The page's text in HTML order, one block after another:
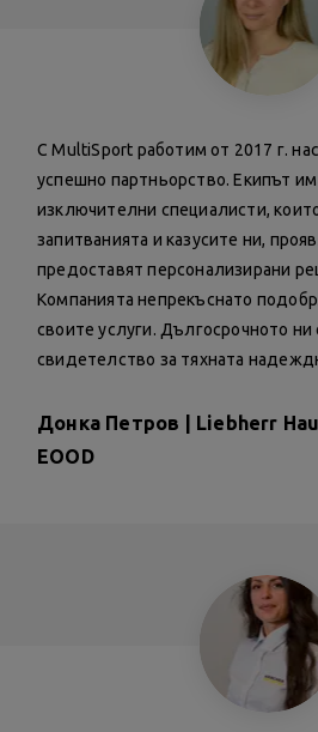
С MultiSport работим от 2017 г.
успешно партньорство. Екипът
изключителни специалисти,
запитванията и казусите ни,
предоставят персонализирани
Компанията непрекъснато
своите услуги. Дългосрочното ни
свидетелство за тяхната
Донка Петров | Liebherr
EOOD